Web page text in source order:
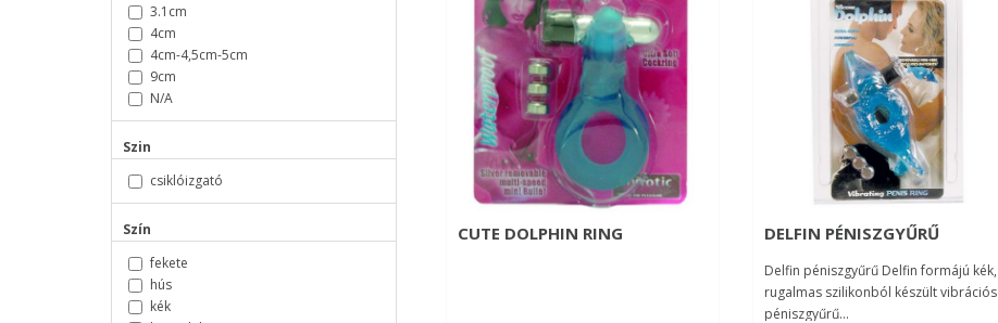
3.1cm
4cm
4cm-4,5cm-5cm
9cm
N/A
Szin
csiklóizgató
Szín
fekete
hús
kék
CUTE DOLPHIN RING DELFIN PÉNISZGYŰRŰ
Delfin péniszgyűrű Delfin formájú kék,
rugalmas szilikonból készült vibrációs
péniszgyűrű...